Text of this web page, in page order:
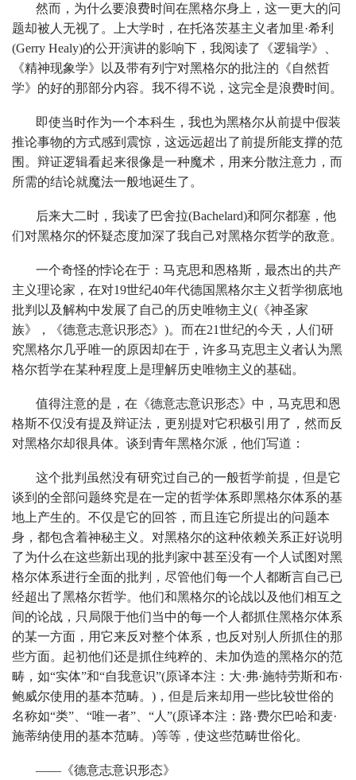
然而，为什么要浪费时间在黑格尔身上，这一更大的问
题却被人无视了。上大学时，在托洛茨基主义者加里·希利
(Gerry Healy)的公开演讲的影响下，我阅读了《逻辑学》、
《精神现象学》以及带有列宁对黑格尔的批注的《自然哲
学》的好的那部分内容。我不得不说，这完全是浪费时间。
即使当时作为一个本科生，我也为黑格尔从前提中假装
推论事物的方式感到震惊，这远远超出了前提所能支撑的范
围。辩证逻辑看起来很像是一种魔术，用来分散注意力，而
所需的结论就魔法一般地诞生了。
后来大二时，我读了巴舍拉(Bachelard)和阿尔都塞，他
们对黑格尔的怀疑态度加深了我自己对黑格尔哲学的敌意。
一个奇怪的悖论在于：马克思和恩格斯，最杰出的共产
主义理论家，在对19世纪40年代德国黑格尔主义哲学彻底地
批判以及解构中发展了自己的历史唯物主义(《神圣家
族》，《德意志意识形态》)。而在21世纪的今天，人们研
究黑格尔几乎唯一的原因却在于，许多马克思主义者认为黑
格尔哲学在某种程度上是理解历史唯物主义的基础。
值得注意的是，在《德意志意识形态》中，马克思和恩
格斯不仅没有提及辩证法，更别提对它积极引用了，然而反
对黑格尔却很具体。谈到青年黑格尔派，他们写道：
这个批判虽然没有研究过自己的一般哲学前提，但是它
谈到的全部问题终究是在一定的哲学体系即黑格尔体系的基
地上产生的。不仅是它的回答，而且连它所提出的问题本
身，都包含着神秘主义。对黑格尔的这种依赖关系正好说明
了为什么在这些新出现的批判家中甚至没有一个人试图对黑
格尔体系进行全面的批判，尽管他们每一个人都断言自己已
经超出了黑格尔哲学。他们和黑格尔的论战以及他们相互之
间的论战，只局限于他们当中的每一个人都抓住黑格尔体系
的某一方面，用它来反对整个体系，也反对别人所抓住的那
些方面。起初他们还是抓住纯粹的、未加伪造的黑格尔的范
畴，如“实体”和“自我意识”(原译本注：大·弗·施特劳斯和布·
鲍威尔使用的基本范畴。)，但是后来却用一些比较世俗的
名称如“类”、“唯一者”、“人”(原译本注：路·费尔巴哈和麦·
施蒂纳使用的基本范畴。)等等，使这些范畴世俗化。
——《德意志意识形态》